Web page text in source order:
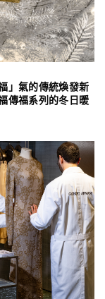
」氣的傳統煥發新
傳福系列的冬日暖